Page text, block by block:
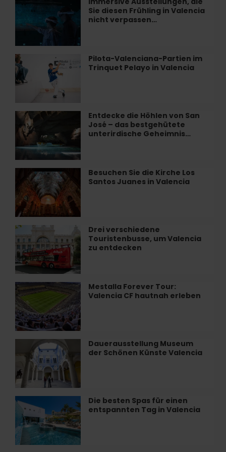
València
zubereitet
Sie diesen Frühling in Valencia
nicht verpassen…
Immersive
Ausstellungen,
die
diesen
Frühling
in
Valencia
nicht
verpassen…
Pilota-Valenciana-Partien im
Trinquet Pelayo in Valencia
Pilota-
Valenciana-
Partien
Trinquet
Pelayo
Valencia
Entdecke die Höhlen von San
José – das bestgehütete
unterirdische Geheimnis…
Entdecke
die
Höhlen
von
San
José
das
bestgehütete
unterirdische
Besuchen Sie die Kirche Los
Santos Juanes in Valencia
Besuchen
Sie
die
Kirche
Los
Santos
Juanes
in
Valencia
Drei verschiedene
Touristenbusse, um Valencia
zu entdecken
Drei
verschiedene
Touristenbusse,
um
Valencia
zu
entdecken
Mestalla Forever Tour:
Valencia CF hautnah erleben
Mestalla
Forever
Tour:
Valencia
CF
hautnah
erleben
Dauerausstellung Museum
der Schönen Künste Valencia
Dauerausstellung
Museum
Schönen
Künste
Valencia
Die besten Spas für einen
entspannten Tag in Valencia
Die
besten
Spas
für
einen